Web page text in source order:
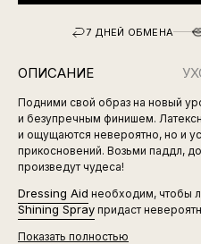
7 ДНЕЙ ОБМЕНА
ОПИСАНИЕ
Подними свой образ на новый
и безупречным финишем.
и ощущаются невероятно, но и
прикосновений. Возьми паддл,
произведут чудеса!
Dressing Aid необходим, чтобы
Shining Spray придаст
Показать полностью